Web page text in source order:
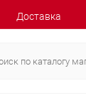
Доставка